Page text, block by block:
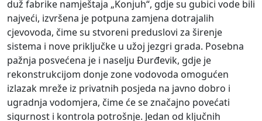
duž fabrike namještaja „Konjuh“, gdje su gubici vode bili
najveći, izvršena je potpuna zamjena dotrajalih
cjevovoda, čime su stvoreni preduslovi za širenje
sistema i nove priključke u užoj jezgri grada. Posebna
pažnja posvećena je i naselju Đurđevik, gdje je
rekonstrukcijom donje zone vodovoda omogućen
izlazak mreže iz privatnih posjeda na javno dobro i
ugradnja vodomjera, čime će se značajno povećati
sigurnost i kontrola potrošnje. Jedan od ključnih